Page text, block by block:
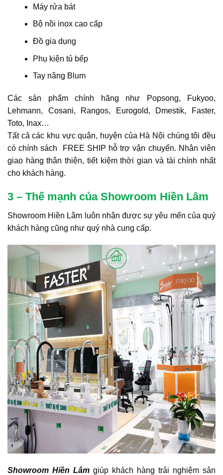
Máy rửa bát
Bộ nồi inox cao cấp
Đồ gia dụng
Phụ kiện tủ bếp
Tay nâng Blum
Các sản phẩm chính hãng như Popsong, Fukyoo,
Lehmann, Cosani, Rangos, Eurogold, Dmestik, Faster,
Toto, Inax…
Tất cả các khu vực quận, huyện của Hà Nội chúng tôi đều
có chính sách FREE SHIP hỗ trợ vận chuyển. Nhân viên
giao hàng thân thiện, tiết kiệm thời gian và tài chính nhất
cho khách hàng.
3 – Thế mạnh của Showroom Hiền Lâm
Showroom Hiền Lâm luôn nhận được sự yêu mến của quý
khách hàng cũng như quý nhà cung cấp.
Showroom Hiền Lâm giúp khách hàng trải nghiệm sản